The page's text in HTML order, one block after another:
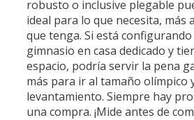
robusto o inclusive plegable
ideal para lo que necesita, más
que tenga. Si está
gimnasio en casa dedicado y
espacio, podría servir la pena
más para ir al tamaño olímpico
levantamiento. Siempre hay
una compra. ¡Mide antes de